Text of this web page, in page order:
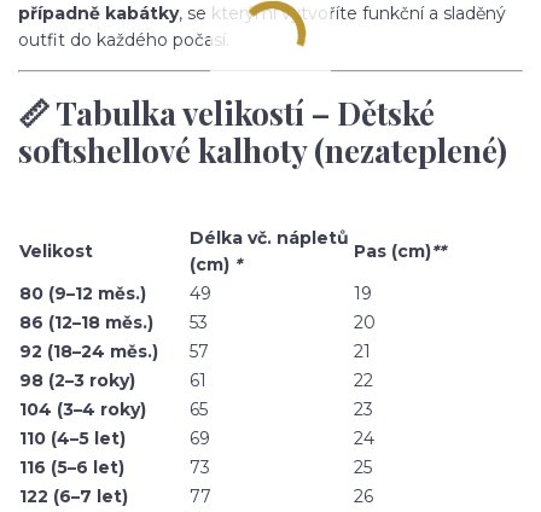
případně kabátky, se kterými vytvoříte funkční a sladěný
outfit do každého počasí.
📏 Tabulka velikostí – Dětské
softshellové kalhoty (nezateplené)
Velikost
Délka vč. nápletů
(cm) *
Pas (cm)**
80 (9–12 měs.)
49
19
86 (12–18 měs.)
53
20
92 (18–24 měs.)
57
21
98 (2–3 roky)
61
22
104 (3–4 roky)
65
23
110 (4–5 let)
69
24
116 (5–6 let)
73
25
122 (6–7 let)
77
26